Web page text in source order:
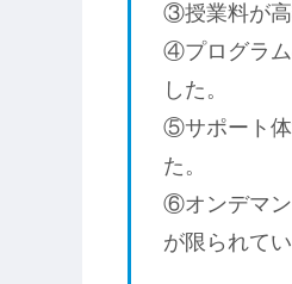
③授業料が高
④プログラム
した。
⑤サポート体
た。
⑥オンデマン
が限られてい